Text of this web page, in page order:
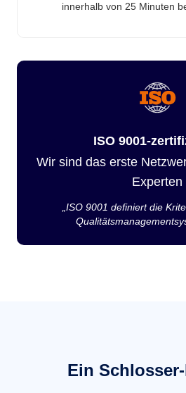
innerhalb von 25 Minuten
ISO 9001-
Wir sind das erste
Experten
„ISO 9001 definiert die
Ein